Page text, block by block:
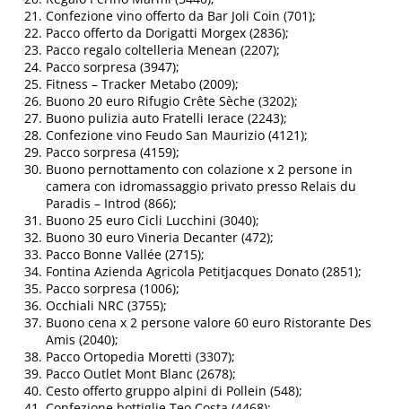
Confezione vino offerto da Bar Joli Coin (701);
Pacco offerto da Dorigatti Morgex (2836);
Pacco regalo coltelleria Menean (2207);
Pacco sorpresa (3947);
Fitness – Tracker Metabo (2009);
Buono 20 euro Rifugio Crête Sèche (3202);
Buono pulizia auto Fratelli Ierace (2243);
Confezione vino Feudo San Maurizio (4121);
Pacco sorpresa (4159);
Buono pernottamento con colazione x 2 persone in
camera con idromassaggio privato presso Relais du
Paradis – Introd (866);
Buono 25 euro Cicli Lucchini (3040);
Buono 30 euro Vineria Decanter (472);
Pacco Bonne Vallée (2715);
Fontina Azienda Agricola Petitjacques Donato (2851);
Pacco sorpresa (1006);
Occhiali NRC (3755);
Buono cena x 2 persone valore 60 euro Ristorante Des
Amis (2040);
Pacco Ortopedia Moretti (3307);
Pacco Outlet Mont Blanc (2678);
Cesto offerto gruppo alpini di Pollein (548);